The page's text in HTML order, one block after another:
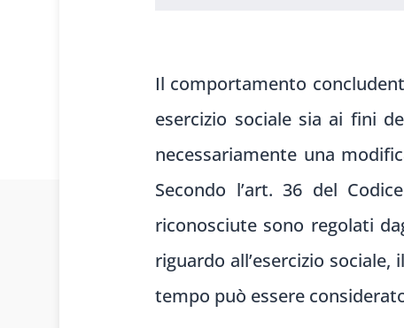
Il comportamento
esercizio sociale sia ai fini
necessariamente una
Secondo l’art. 36 del
riconosciute sono regolati
riguardo all’esercizio
tempo può essere